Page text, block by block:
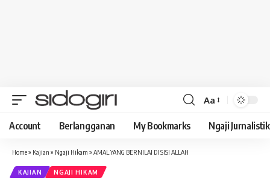
Font
Resizer
Aa
Account Berlangganan My Bookmarks Ngaji Jurnalistik
Home» Kajian » Ngaji Hikam » AMAL YANG BERNILAI DI SISI ALLAH
KAJIAN NGAJI HIKAM